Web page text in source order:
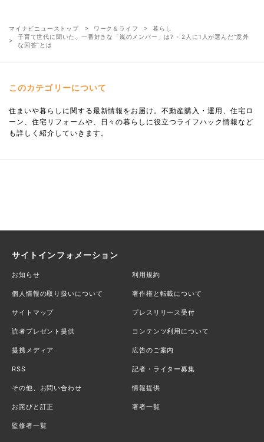
マイナビニューストップ ワーク＆ライフ
暮らし
子育て世代に聞いた、一番好きな「嵐のメンバー」は? - 2人に1人が選んだ“意外
な回答”とは
このカテゴリーについて
住まいや暮らしに関する最新情報をお届け。不動産購入・運用、住宅ロ
ーン、住宅リフォームや、日々の暮らしに役立つライフハック情報など
も詳しく紹介していきます。
サイトインフォメーション
お知らせ 利用規約
個人情報の取り扱いについて 著作権と転載について
サイトマップ プレスリリース受付
読者プレゼント提供 コンテンツ利用について
提携メディア 広告のご案内
RSS 記者・ライター募集
その他、お問い合わせ 情報提供
お詫びと訂正 著者一覧
監修者一覧